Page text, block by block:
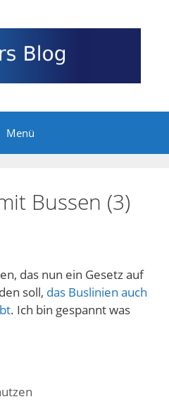
Menü
Bussen (3)
das nun ein Gesetz auf
soll, das Buslinien auch
. Ich bin gespannt was